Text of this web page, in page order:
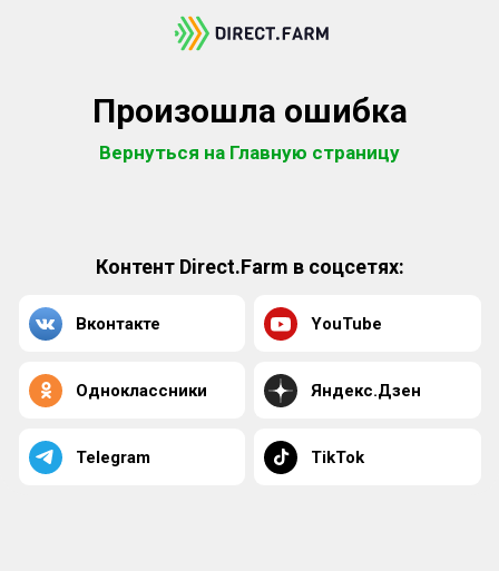
Произошла ошибка
Вернуться на Главную страницу
Контент Direct.Farm в соцсетях:
Вконтакте YouTube
Одноклассники Яндекс.Дзен
Telegram TikTok